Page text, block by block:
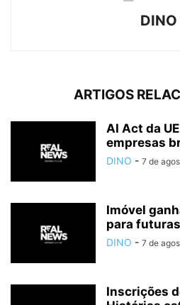
DINO
ARTIGOS
AI Act da
empresas
DINO - 7 de
Imóvel
para
DINO - 7 de
Inscrições